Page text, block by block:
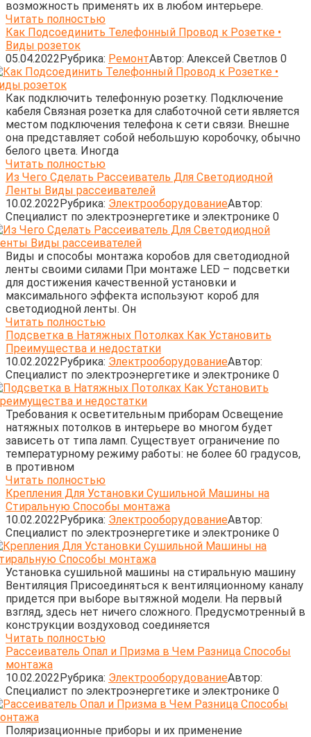
возможность применять их в любом интерьере.
Читать полностью
Как Подсоединить Телефонный Провод к Розетке •
Виды розеток
05.04.2022Рубрика: РемонтАвтор: Алексей Светлов 0
Как подключить телефонную розетку. Подключение
кабеля Связная розетка для слаботочной сети является
местом подключения телефона к сети связи. Внешне
она представляет собой небольшую коробочку, обычно
белого цвета. Иногда
Читать полностью
Из Чего Сделать Рассеиватель Для Светодиодной
Ленты Виды рассеивателей
10.02.2022Рубрика: ЭлектрооборудованиеАвтор:
Cпециалист по электроэнергетике и электронике 0
Виды и способы монтажа коробов для светодиодной
ленты своими силами При монтаже LED – подсветки
для достижения качественной установки и
максимального эффекта используют короб для
светодиодной ленты. Он
Читать полностью
Подсветка в Натяжных Потолках Как Установить
Преимущества и недостатки
10.02.2022Рубрика: ЭлектрооборудованиеАвтор:
Cпециалист по электроэнергетике и электронике 0
Требования к осветительным приборам Освещение
натяжных потолков в интерьере во многом будет
зависеть от типа ламп. Существует ограничение по
температурному режиму работы: не более 60 градусов,
в противном
Читать полностью
Крепления Для Установки Сушильной Машины на
Стиральную Способы монтажа
10.02.2022Рубрика: ЭлектрооборудованиеАвтор:
Cпециалист по электроэнергетике и электронике 0
Установка сушильной машины на стиральную машину
Вентиляция Присоединяться к вентиляционному каналу
придется при выборе вытяжной модели. На первый
взгляд, здесь нет ничего сложного. Предусмотренный в
конструкции воздуховод соединяется
Читать полностью
Рассеиватель Опал и Призма в Чем Разница Способы
монтажа
10.02.2022Рубрика: ЭлектрооборудованиеАвтор:
Cпециалист по электроэнергетике и электронике 0
Поляризационные приборы и их применение